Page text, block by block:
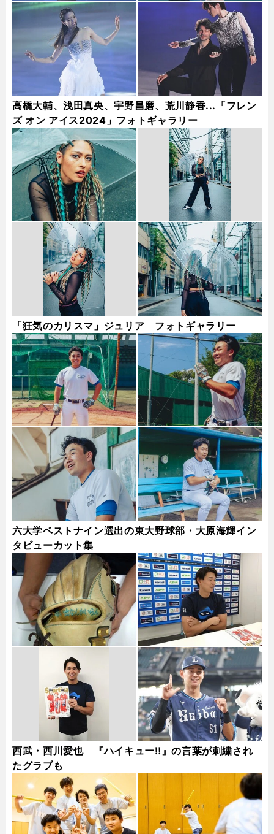
高橋大輔、浅田真央、宇野昌磨、荒川静香...「フレン
ズ オン アイス2024」フォトギャラリー
「狂気のカリスマ」ジュリア フォトギャラリー
六大学ベストナイン選出の東大野球部・大原海輝イン
タビューカット集
西武・西川愛也 『ハイキュー‼』の言葉が刺繍され
たグラブも